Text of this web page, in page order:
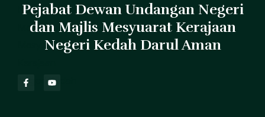
Pejabat Dewan Undangan Negeri
dan Majlis Mesyuarat Kerajaan
Negeri Kedah Darul Aman